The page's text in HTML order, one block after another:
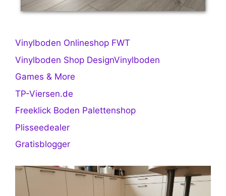
Vinylboden Onlineshop FWT
Vinylboden Shop DesignVinylboden
Games & More
TP-Viersen.de
Freeklick Boden Palettenshop
Plisseedealer
Gratisblogger